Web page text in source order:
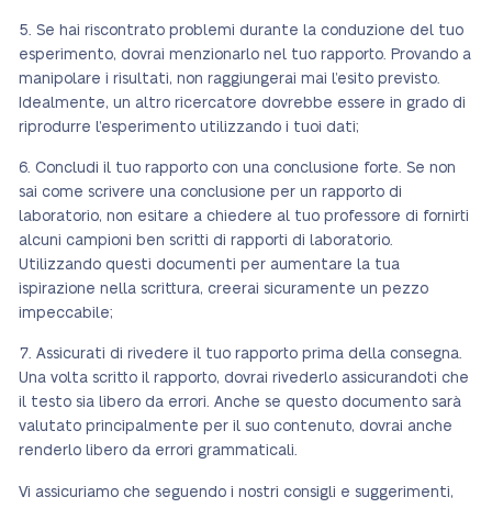
Se hai riscontrato problemi durante la conduzione del tuo
esperimento, dovrai menzionarlo nel tuo rapporto. Provando a
manipolare i risultati, non raggiungerai mai l’esito previsto.
Idealmente, un altro ricercatore dovrebbe essere in grado di
riprodurre l’esperimento utilizzando i tuoi dati;
Concludi il tuo rapporto con una conclusione forte. Se non
sai come scrivere una conclusione per un rapporto di
laboratorio, non esitare a chiedere al tuo professore di fornirti
alcuni campioni ben scritti di rapporti di laboratorio.
Utilizzando questi documenti per aumentare la tua
ispirazione nella scrittura, creerai sicuramente un pezzo
impeccabile;
Assicurati di rivedere il tuo rapporto prima della consegna.
Una volta scritto il rapporto, dovrai rivederlo assicurandoti che
il testo sia libero da errori. Anche se questo documento sarà
valutato principalmente per il suo contenuto, dovrai anche
renderlo libero da errori grammaticali.
Vi assicuriamo che seguendo i nostri consigli e suggerimenti,